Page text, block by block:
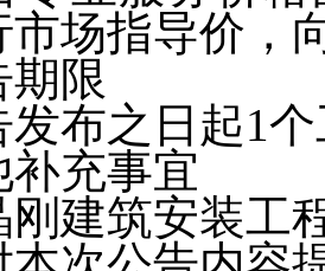
场指导价，
限
发布之日起1
补充事宜
刚建筑安装工